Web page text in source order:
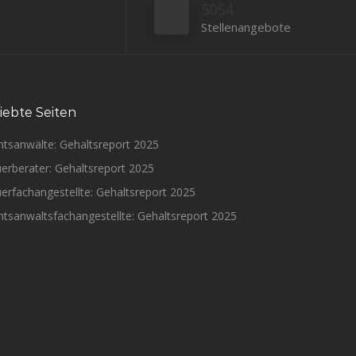
Stellenangebote
Seiten
Gehaltsreport 2025
Gehaltsreport 2025
Gehaltsreport 2025
Gehaltsreport 2025